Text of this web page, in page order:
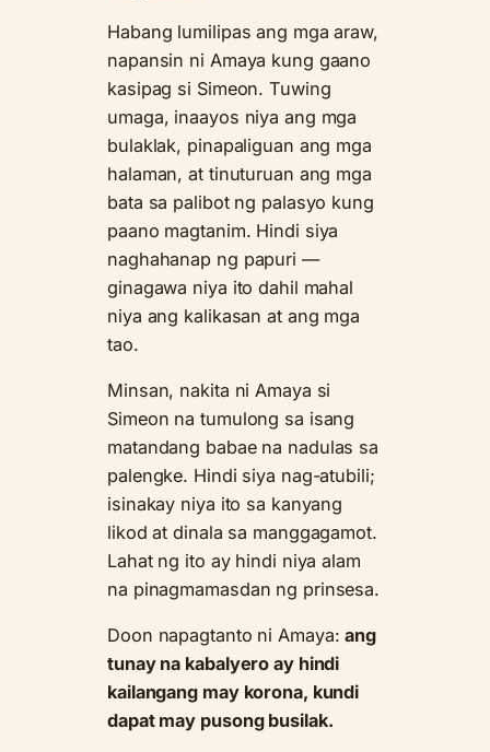
Habang lumilipas ang mga araw,
napansin ni Amaya kung gaano
kasipag si Simeon. Tuwing
umaga, inaayos niya ang mga
bulaklak, pinapaliguan ang mga
halaman, at tinuturuan ang mga
bata sa palibot ng palasyo kung
paano magtanim. Hindi siya
naghahanap ng papuri —
ginagawa niya ito dahil mahal
niya ang kalikasan at ang mga
tao.
Minsan, nakita ni Amaya si
Simeon na tumulong sa isang
matandang babae na nadulas sa
palengke. Hindi siya nag-atubili;
isinakay niya ito sa kanyang
likod at dinala sa manggagamot.
Lahat ng ito ay hindi niya alam
na pinagmamasdan ng prinsesa.
Doon napagtanto ni Amaya:ang
tunay na kabalyero ay hindi
kailangang may korona, kundi
dapat may pusong busilak.